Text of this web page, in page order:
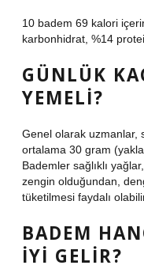
10 badem 69 kalori
karbonhidrat, %14
GÜNLÜK
YEMELI?
Genel olarak uzmanlar,
ortalama 30 gram
Bademler sağlıklı
zengin olduğundan,
tüketilmesi faydalı
BADEM
IYI GELIR?